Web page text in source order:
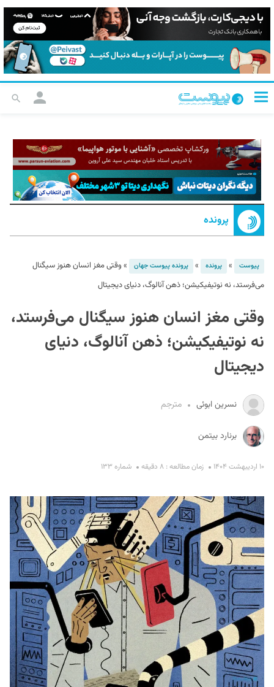
پرونده
پیوست » پرونده » پرونده پیوست جهان » وقتی مغز انسان هنوز سیگنال
می‌فرستد، نه نوتیفیکیشن؛ ذهن آنالوگ، دنیای دیجیتال
وقتی مغز انسان هنوز سیگنال می‌فرستد،
نه نوتیفیکیشن؛ ذهن آنالوگ، دنیای
دیجیتال
نسرین ابوئی مترجم
برنارد بیتمن
۱۰ اردیبهشت ۱۴۰۴ زمان مطالعه : ۸ دقیقه شماره ۱۳۳